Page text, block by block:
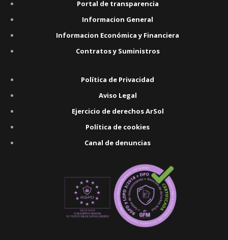
Portal de transparencia
Informacion General
Informacion Económica y Financiera
Contratos y Suministros
Política de Privacidad
Aviso Legal
Ejercicio de derechos ArSol
Política de cookies
Canal de denuncias